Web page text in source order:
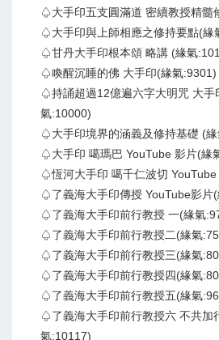
♤大手印五支圓滿道 密續教授精髓
♤大手印與上師相應之修持要點(緣
♤甘丹大手印根本頌 略講 (緣氣
♤喚醒沉睡的佛 大手印(緣氣:9301)
♤持誦超過12億遍六字大明咒 大手
氣:10000)
♤大手印境界的涵義及修持基礎 (
♤大手印 噶瑪巴 YouTube 影片(緣
♤恆河大手印 噶千仁波切
♤了義海大手印傳授 YouTube影片
♤了義海大手印前行教授 一(緣氣
♤了義海大手印前行教授二(緣氣
♤了義海大手印前行教授三(緣氣
♤了義海大手印前行教授四(緣氣
♤了義海大手印前行教授五(緣氣
♤了義海大手印前行教授六 不共加
氣:10117)